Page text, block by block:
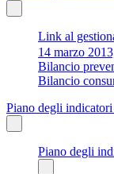
Link al
14 marzo
Bilancio
Bilancio
Piano degli
Piano degli